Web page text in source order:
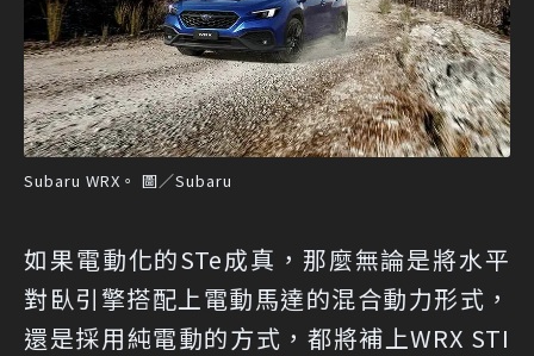
Subaru WRX。 圖／Subaru
如果電動化的STe成真，那麼無論是將水平
對臥引擎搭配上電動馬達的混合動力形式，
還是採用純電動的方式，都將補上WRX STI